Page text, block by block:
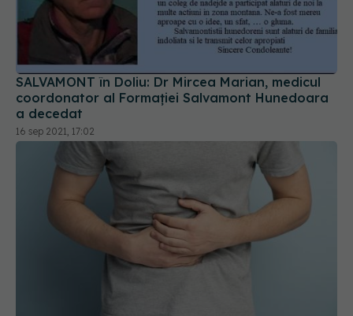
SALVAMONT în Doliu: Dr Mircea Marian, medicul
coordonator al Formației Salvamont Hunedoara
a decedat
16 sep 2021, 17:02